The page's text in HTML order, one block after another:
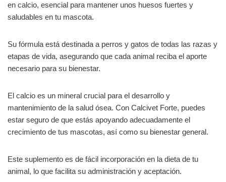
en calcio, esencial para mantener unos huesos fuertes y
saludables en tu mascota.
Su fórmula está destinada a perros y gatos de todas las razas y
etapas de vida, asegurando que cada animal reciba el aporte
necesario para su bienestar.
El calcio es un mineral crucial para el desarrollo y
mantenimiento de la salud ósea. Con Calcivet Forte, puedes
estar seguro de que estás apoyando adecuadamente el
crecimiento de tus mascotas, así como su bienestar general.
Este suplemento es de fácil incorporación en la dieta de tu
animal, lo que facilita su administración y aceptación.